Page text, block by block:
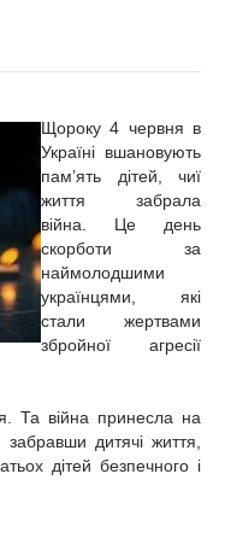
Щороку 4 червня в
Україні вшановують
пам’ять дітей, чиї
життя забрала
війна. Це день
скорботи за
наймолодшими
українцями, які
стали жертвами
збройної агресії
Та війна принесла на
дитячі життя,
дітей безпечного і